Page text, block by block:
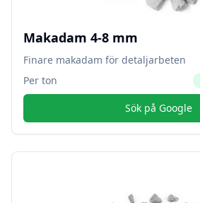
Makadam 4-8 mm
Finare makadam för detaljarbeten
Per ton
Sök på Google